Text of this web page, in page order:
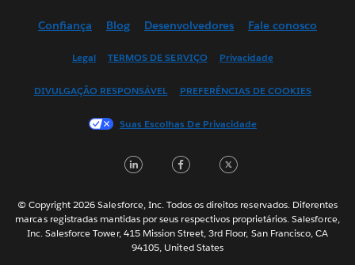
English (UK)
Français (Canada)
日本語
Nederlands
Svenska
ไทย
Confiança Blog Desenvolvedores Fale conosco
Legal TERMOS DE SERVIÇO Privacidade
DIVULGAÇÃO RESPONSÁVEL PREFERÊNCIAS DE COOKIES
Suas Escolhas De Privacidade
LinkedInFacebook
© Copyright 2026 Salesforce, Inc. Todos os direitos reservados. Diferentes
marcas registradas mantidas por seus respectivos proprietários. Salesforce,
Inc. Salesforce Tower, 415 Mission Street, 3rd Floor, San Francisco, CA
94105, United States